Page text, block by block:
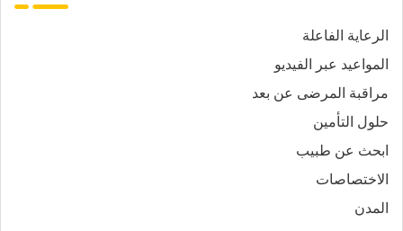
الرعاية الفاعلة
المواعيد عبر الفيديو
مراقبة المرضى عن بعد
حلول التأمين
ابحث عن طبيب
الاختصاصات
المدن